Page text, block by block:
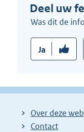
Deel uw
Was dit de
Ja
Over deze
Contact